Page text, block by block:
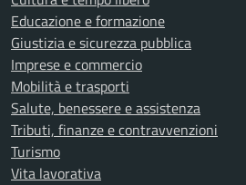
Educazione e formazione
Giustizia e sicurezza pubblica
Imprese e commercio
Mobilità e trasporti
Salute, benessere e assistenza
Tributi, finanze e contravvenzioni
Turismo
Vita lavorativa